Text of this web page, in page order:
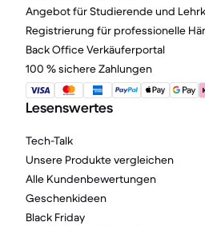
Angebot für Studierende und
Registrierung für professionelle
Back Office Verkäuferportal
100 % sichere Zahlungen
Lesenswertes
Tech-Talk
Unsere Produkte vergleichen
Alle Kundenbewertungen
Geschenkideen
Black Friday